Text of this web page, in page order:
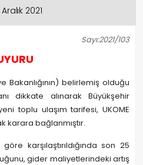
2021
Sayı:2021/103
Bakanlığının) belirlemiş olduğu
dikkate alınarak Büyükşehir
toplu ulaşım tarifesi, UKOME
karara bağlanmıştır.
karşılaştırıldığında son 25
gider maliyetlerindeki artış